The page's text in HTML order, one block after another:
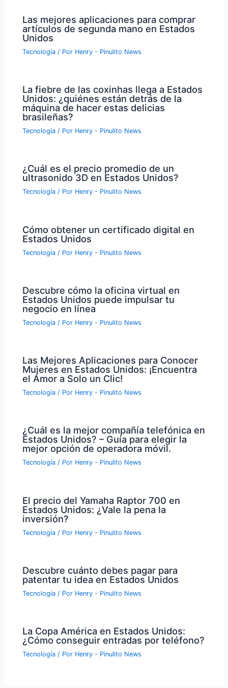
Las mejores aplicaciones para comprar
artículos de segunda mano en Estados
Unidos
Tecnología / Por Henry - Pinulito News
La fiebre de las coxinhas llega a Estados
Unidos: ¿quiénes están detrás de la
máquina de hacer estas delicias
brasileñas?
Tecnología / Por Henry - Pinulito News
¿Cuál es el precio promedio de un
ultrasonido 3D en Estados Unidos?
Tecnología / Por Henry - Pinulito News
Cómo obtener un certificado digital en
Estados Unidos
Tecnología / Por Henry - Pinulito News
Descubre cómo la oficina virtual en
Estados Unidos puede impulsar tu
negocio en línea
Tecnología / Por Henry - Pinulito News
Las Mejores Aplicaciones para Conocer
Mujeres en Estados Unidos: ¡Encuentra
el Amor a Solo un Clic!
Tecnología / Por Henry - Pinulito News
¿Cuál es la mejor compañía telefónica en
Estados Unidos? – Guía para elegir la
mejor opción de operadora móvil.
Tecnología / Por Henry - Pinulito News
El precio del Yamaha Raptor 700 en
Estados Unidos: ¿Vale la pena la
inversión?
Tecnología / Por Henry - Pinulito News
Descubre cuánto debes pagar para
patentar tu idea en Estados Unidos
Tecnología / Por Henry - Pinulito News
La Copa América en Estados Unidos:
¿Cómo conseguir entradas por teléfono?
Tecnología / Por Henry - Pinulito News